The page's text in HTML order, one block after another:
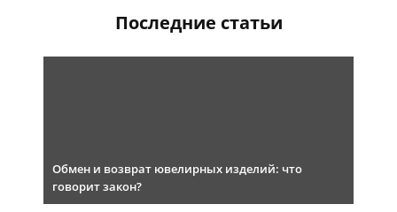
Последние статьи
Обмен и возврат ювелирных изделий: что
говорит закон?